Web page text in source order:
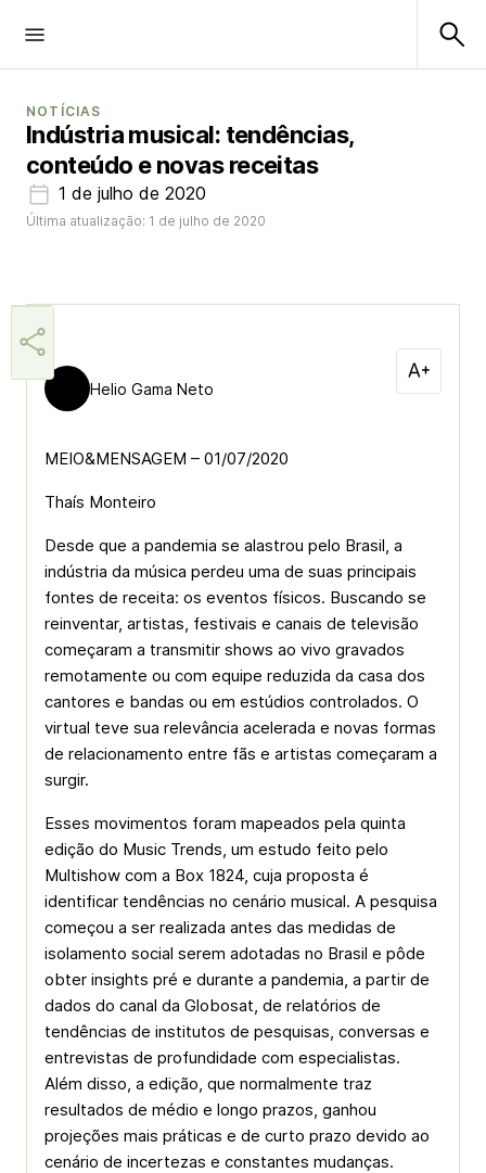
NOTÍCIAS
Indústria musical: tendências,
conteúdo e novas receitas
1 de julho de 2020
Última atualização: 1 de julho de 2020
Helio Gama Neto
MEIO&MENSAGEM – 01/07/2020
Thaís Monteiro
Desde que a pandemia se alastrou pelo Brasil, a
indústria da música perdeu uma de suas principais
fontes de receita: os eventos físicos. Buscando se
reinventar, artistas, festivais e canais de televisão
começaram a transmitir shows ao vivo gravados
remotamente ou com equipe reduzida da casa dos
cantores e bandas ou em estúdios controlados. O
virtual teve sua relevância acelerada e novas formas
de relacionamento entre fãs e artistas começaram a
surgir.
Esses movimentos foram mapeados pela quinta
edição do Music Trends, um estudo feito pelo
Multishow com a Box 1824, cuja proposta é
identificar tendências no cenário musical. A pesquisa
começou a ser realizada antes das medidas de
isolamento social serem adotadas no Brasil e pôde
obter insights pré e durante a pandemia, a partir de
dados do canal da Globosat, de relatórios de
tendências de institutos de pesquisas, conversas e
entrevistas de profundidade com especialistas.
Além disso, a edição, que normalmente traz
resultados de médio e longo prazos, ganhou
projeções mais práticas e de curto prazo devido ao
cenário de incertezas e constantes mudanças.